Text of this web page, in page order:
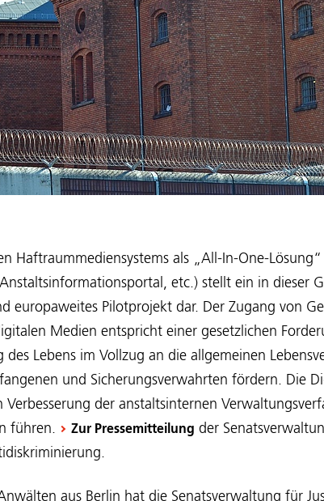
Haftraummediensystems als „All-In-One-Lösung“
etc.) stellt ein in dieser
europaweites Pilotprojekt dar. Der Zugang von
Medien entspricht einer gesetzlichen
Lebens im Vollzug an die allgemeinen
und Sicherungsverwahrten fördern. Die
Verbesserung der anstaltsinternen
führen.
Zur Pressemitteilung der
aus Berlin hat die Senatsverwaltung für